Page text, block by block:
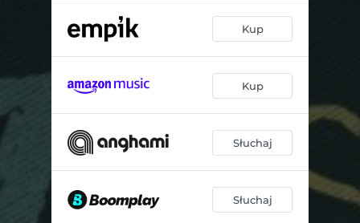
Kup
Kup
Słuchaj
Słuchaj